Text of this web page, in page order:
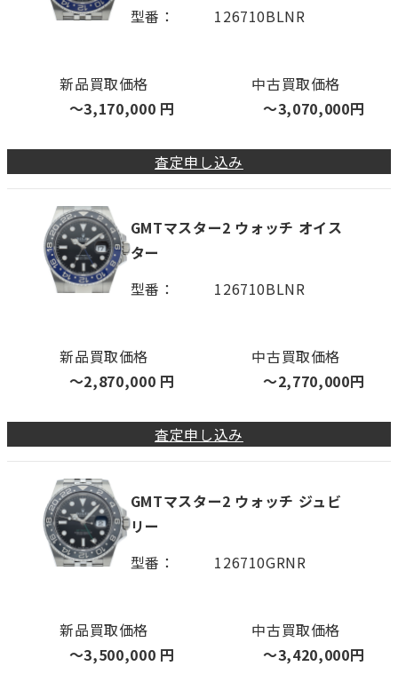
型番
126710BLNR
新品買取価格
〜3,170,000 円
中古買取価格
〜3,070,000円
査定申し込み
GMTマスター2 ウォッチ オイス
ター
型番
126710BLNR
新品買取価格
〜2,870,000 円
中古買取価格
〜2,770,000円
査定申し込み
GMTマスター2 ウォッチ ジュビ
リー
型番
126710GRNR
新品買取価格
〜3,500,000 円
中古買取価格
〜3,420,000円